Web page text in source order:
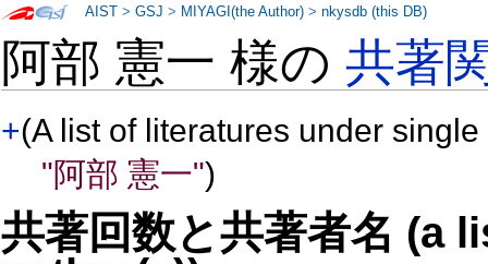
阿部 憲一 様の共著
+(A list of literatures under
"阿部 憲一")
共著回数と共著者名 (a
AIST >GSJ > MIYAGI(the Author) >nkysdb (this DB)